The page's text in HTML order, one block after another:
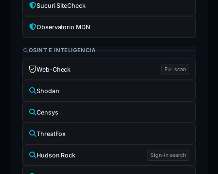
Sucuri SiteCheck
Observatorio MDN
OSINT E INTELIGENCIA
Web-Check Full scan
Shodan
Censys
ThreatFox
Hudson Rock Sign-in search